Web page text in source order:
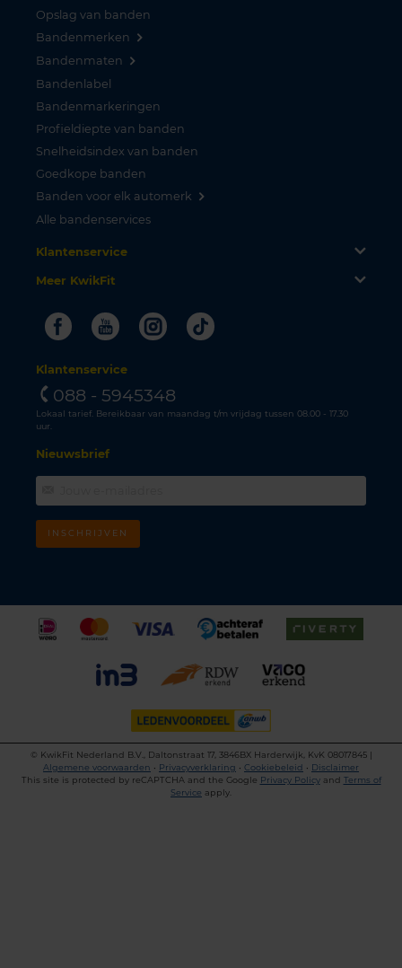
Opslag van banden
Bandenmerken
Bandenmaten
Bandenlabel
Bandenmarkeringen
Profieldiepte van banden
Snelheidsindex van banden
Goedkope banden
Banden voor elk automerk
Alle bandenservices
Klantenservice
Meer KwikFit
FacebookYoutubeInstagram
Tiktok
Klantenservice
088 - 5945348
Lokaal tarief. Bereikbaar van maandag t/m vrijdag tussen 08.00 - 17.30
uur.
Nieuwsbrief
INSCHRIJVEN
©
KwikFit Nederland B.V., Daltonstraat 17, 3846BX Harderwijk, KvK 08017845 |
Algemene voorwaarden • Privacyverklaring • Cookiebeleid • Disclaimer
This site is protected by reCAPTCHA and the Google Privacy Policyand Terms of
Service apply.